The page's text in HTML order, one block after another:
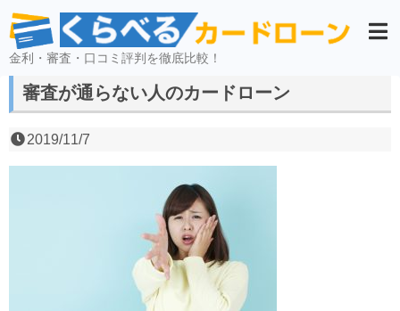
金利・審査・口コミ評判を徹底比較！
審査が通らない人のカードローン
2019/11/7